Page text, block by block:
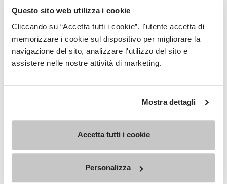
Questo sito web utilizza i cookie
Cliccando su “Accetta tutti i cookie”, l'utente accetta di
memorizzare i cookie sul dispositivo per migliorare la
navigazione del sito, analizzare l'utilizzo del sito e
assistere nelle nostre attività di marketing.
Mostra dettagli
Accetta tutti i cookie
Personalizza
• attività outdoor in climi caldi
• uso vicino a fiumi, laghi e terreni umidi
• chi cerca equilibrio tra protezione e ground feel
Dettagli
FAQs